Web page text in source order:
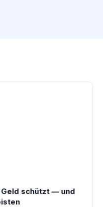
schützt — und